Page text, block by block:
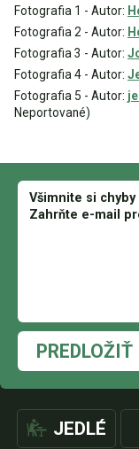
Fotografia 1 - Autor:
Fotografia 2 - Autor:
Fotografia 3 - Autor:
Fotografia 4 - Autor:
Fotografia 5 - Autor:
Neportované)
PREDLOŽIŤ
JEDLÉ